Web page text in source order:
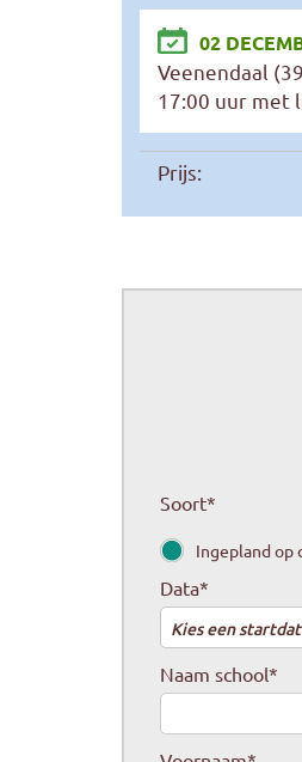
02
Veenendaal
17:00 uur met
Prijs:
Soort*
Ingepland op
Data*
Kies een
Naam school*